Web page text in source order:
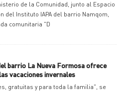
de la Comunidad, junto al Espacio
del Instituto IAPA del barrio Namqom,
comunitaria "D
barrio La Nueva Formosa ofrece
vacaciones invernales
gratuitas y para toda la familia", se